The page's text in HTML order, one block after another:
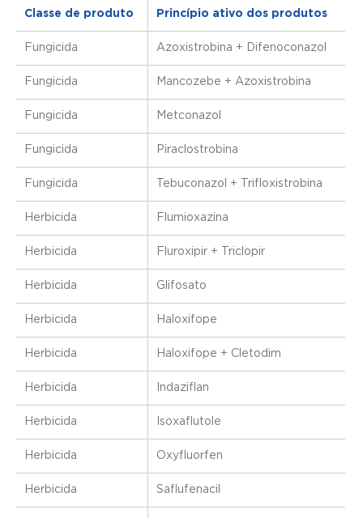
Classe de produto Princípio ativo dos produtos
Fungicida Azoxistrobina + Difenoconazol
Fungicida Mancozebe + Azoxistrobina
Fungicida Metconazol
Fungicida Piraclostrobina
Fungicida Tebuconazol + Trifloxistrobina
Herbicida Flumioxazina
Herbicida Fluroxipir + Triclopir
Herbicida Glifosato
Herbicida Haloxifope
Herbicida Haloxifope + Cletodim
Herbicida Indaziflan
Herbicida Isoxaflutole
Herbicida Oxyfluorfen
Herbicida Saflufenacil